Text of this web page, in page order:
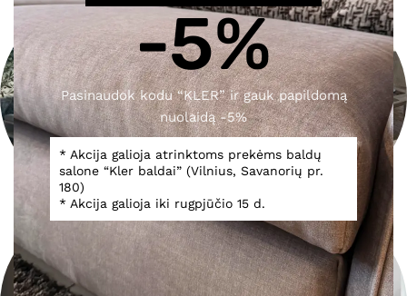
-5%
Pasinaudok kodu “KLER” ir gauk papildomą
nuolaidą -5%
* Akcija galioja atrinktoms prekėms baldų
salone “Kler baldai” (Vilnius, Savanorių pr.
180)
* Akcija galioja iki rugpjūčio 15 d.
Išpardavimas Miegamojo Baldai